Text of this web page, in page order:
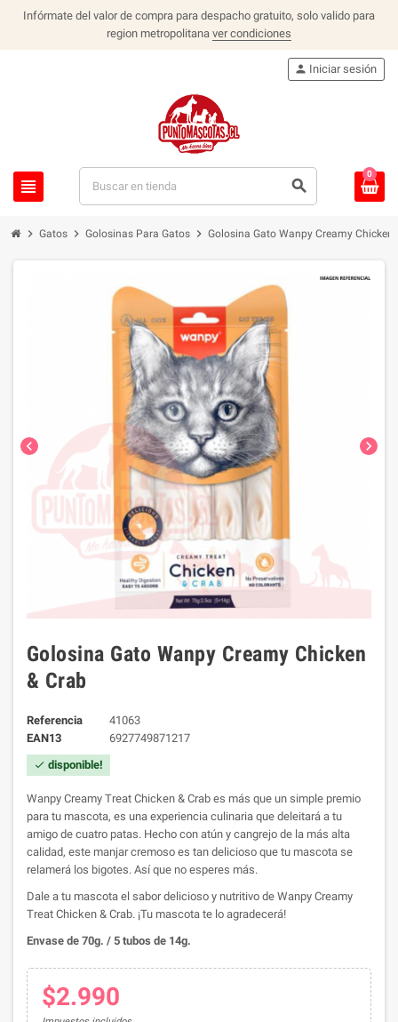
Infórmate del valor de compra para despacho gratuito, solo valido para
region metropolitana ver condiciones
view_headline search
person Iniciar sesión
0
chevron_right Gatos chevron_right Golosinas Para Gatos chevron_right Golosina Gato Wanpy Creamy Chicken
chevron_left chevron_right
Golosina Gato Wanpy Creamy Chicken
& Crab
Referencia
41063
EAN13
6927749871217
check disponible!
Wanpy Creamy Treat Chicken & Crab es más que un simple premio
para tu mascota, es una experiencia culinaria que deleitará a tu
amigo de cuatro patas. Hecho con atún y cangrejo de la más alta
calidad, este manjar cremoso es tan delicioso que tu mascota se
relamerá los bigotes. Así que no esperes más.
Dale a tu mascota el sabor delicioso y nutritivo de Wanpy Creamy
Treat Chicken & Crab. ¡Tu mascota te lo agradecerá!
Envase de 70g. / 5 tubos de 14g.
$2.990